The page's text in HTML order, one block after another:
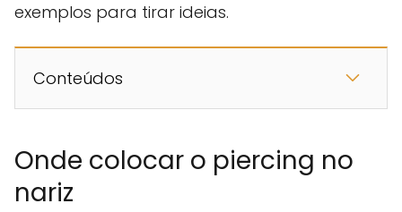
exemplos para tirar ideias.
Conteúdos
Onde colocar o piercing no
nariz